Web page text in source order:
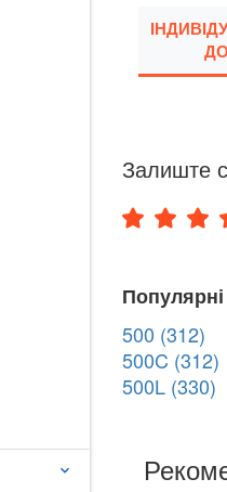
keyboard_arrow_down
Залиште
Популярні
500 (312)
500C (312)
500L (330)